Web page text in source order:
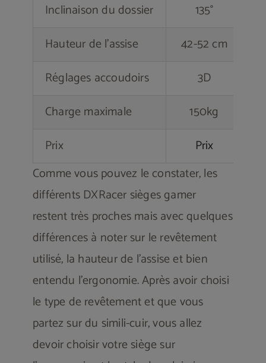
Inclinaison du dossier
135°
Hauteur de l’assise
42-52 cm
Réglages accoudoirs
3D
Charge maximale
150kg
Prix
Prix
Comme vous pouvez le constater, les
différents DXRacer sièges gamer
restent très proches mais avec quelques
différences à noter sur le revêtement
utilisé, la hauteur de l’assise et bien
entendu l’ergonomie. Après avoir choisi
le type de revêtement et que vous
partez sur du simili-cuir, vous allez
devoir choisir votre siège sur